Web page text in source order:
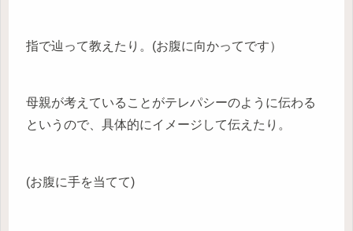
指で辿って教えたり。(お腹に向かってです）
母親が考えていることがテレパシーのように伝わる
というので、具体的にイメージして伝えたり。
(お腹に手を当てて)